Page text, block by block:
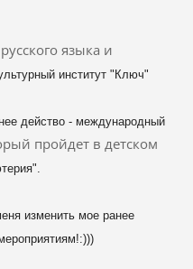
языка и
институт "Ключ"
действо - международный
пройдет в детском
изменить мое ранее